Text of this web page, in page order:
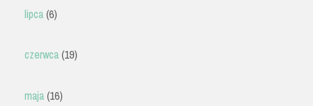
lipca(6)
czerwca(19)
maja(16)